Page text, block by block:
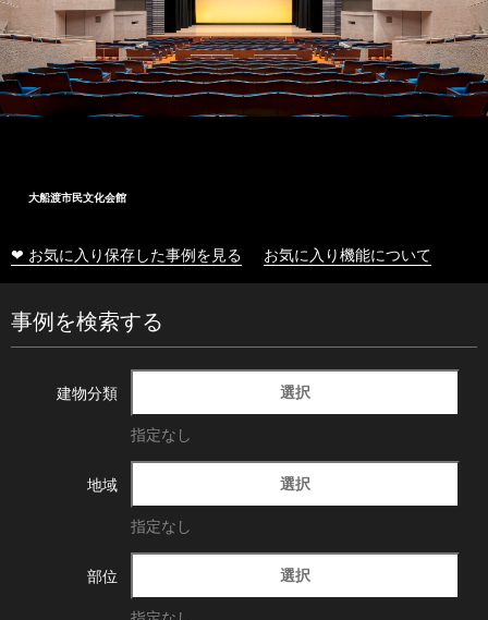
❤ お気に入り保存した事例を見る お気に入り機能について
事例を検索する
建物分類 選択
指定なし
地域 選択
指定なし
部位 選択